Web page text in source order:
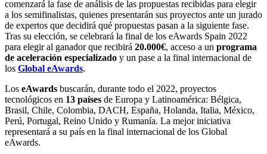
comenzará la fase de análisis de las propuestas recibidas para elegir
a los semifinalistas, quienes presentarán sus proyectos ante un jurado
de expertos que decidirá qué propuestas pasan a la siguiente fase.
Tras su elección, se celebrará la final de los eAwards Spain 2022
para elegir al ganador que recibirá 20.000€, acceso a un programa
de aceleración especializado y un pase a la final internacional de
los Global eAwards.
Los eAwards buscarán, durante todo el 2022, proyectos
tecnológicos en 13 países de Europa y Latinoamérica: Bélgica,
Brasil, Chile, Colombia, DACH, España, Holanda, Italia, México,
Perú, Portugal, Reino Unido y Rumanía. La mejor iniciativa
representará a su país en la final internacional de los Global
eAwards.